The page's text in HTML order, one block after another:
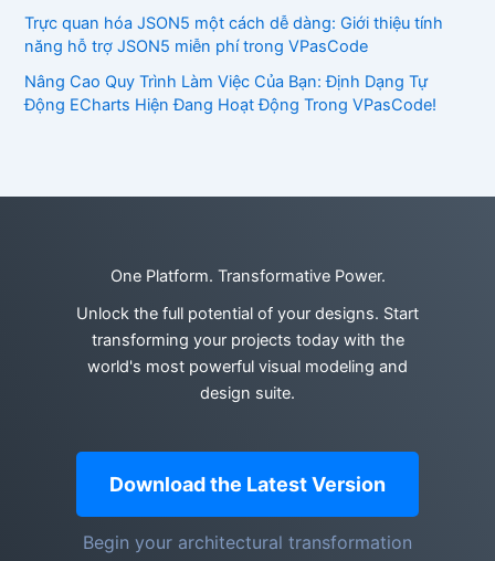
Trực quan hóa JSON5 một cách dễ dàng: Giới thiệu tính
năng hỗ trợ JSON5 miễn phí trong VPasCode
Nâng Cao Quy Trình Làm Việc Của Bạn: Định Dạng Tự
Động ECharts Hiện Đang Hoạt Động Trong VPasCode!
One Platform. Transformative Power.
Unlock the full potential of your designs. Start
transforming your projects today with the
world's most powerful visual modeling and
design suite.
Download the Latest Version
Begin your architectural transformation